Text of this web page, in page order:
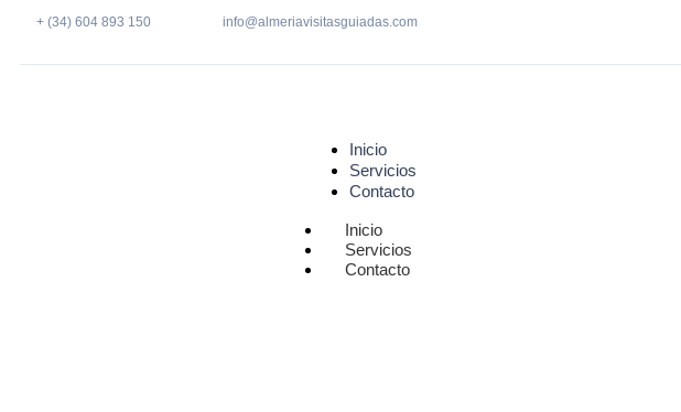
+ (34) 604 893 150 info@almeriavisitasguiadas.com
Inicio
Servicios
Contacto
Inicio
Servicios
Contacto